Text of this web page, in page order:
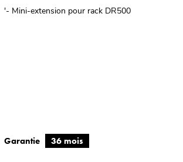
'- Mini-extension pour rack DR500
Garantie 36 mois